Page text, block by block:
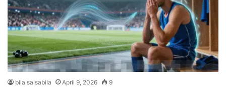
bila salsabila April 9, 2026 9